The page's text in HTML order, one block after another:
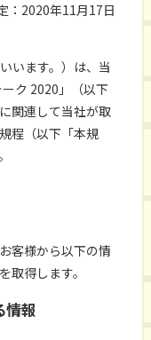
：2020年11月17日
います。）は、当
ク 2020」（以下
関連して当社が取
程（以下「本規
客様から以下の情
取得します。
情報